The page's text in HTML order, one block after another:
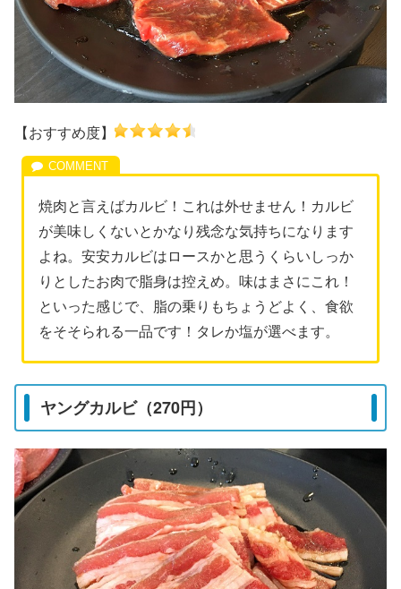
【おすすめ度】
焼肉と言えばカルビ！これは外せません！カルビ
が美味しくないとかなり残念な気持ちになります
よね。安安カルビはロースかと思うくらいしっか
りとしたお肉で脂身は控えめ。味はまさにこれ！
といった感じで、脂の乗りもちょうどよく、食欲
をそそられる一品です！タレか塩が選べます。
ヤングカルビ（270円）